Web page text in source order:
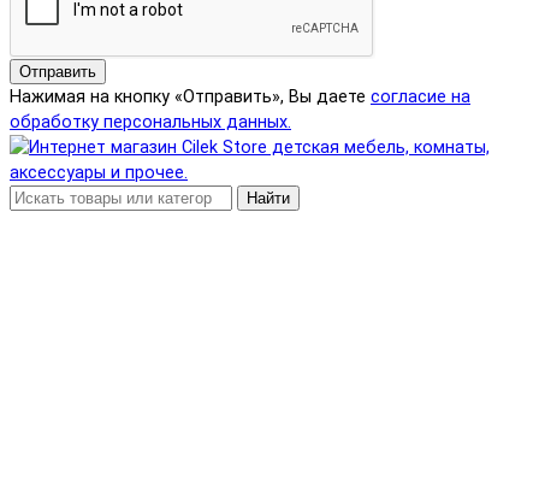
Отправить
Нажимая на кнопку «Отправить», Вы даете согласие на
обработку персональных данных.
Найти